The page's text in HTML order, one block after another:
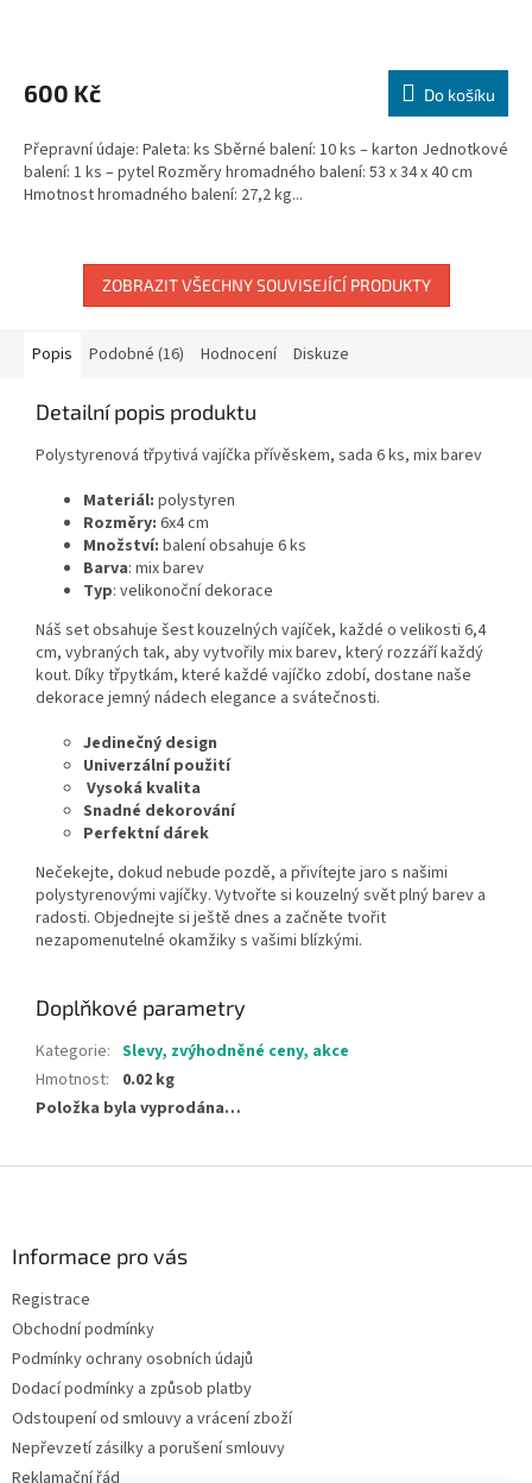
600 Kč Do košíku
Přepravní údaje: Paleta: ks Sběrné balení: 10 ks – karton Jednotkové
balení: 1 ks – pytel Rozměry hromadného balení: 53 x 34 x 40 cm
Hmotnost hromadného balení: 27,2 kg...
ZOBRAZIT VŠECHNY SOUVISEJÍCÍ PRODUKTY
Popis Podobné (16) Hodnocení Diskuze
Detailní popis produktu
Polystyrenová třpytivá vajíčka přívěskem, sada 6 ks, mix barev
Materiál: polystyren
Rozměry: 6x4cm
Množství: balení obsahuje 6 ks
Barva: mix barev
Typ: velikonoční dekorace
Náš set obsahuje šest kouzelných vajíček, každé o velikosti 6,4
cm, vybraných tak, aby vytvořily mix barev, který rozzáří každý
kout. Díky třpytkám, které každé vajíčko zdobí, dostane naše
dekorace jemný nádech elegance a svátečnosti.
Jedinečný design
Univerzální použití
Vysoká kvalita
Snadné dekorování
Perfektní dárek
Nečekejte, dokud nebude pozdě, a přivítejte jaro s našimi
polystyrenovými vajíčky. Vytvořte si kouzelný svět plný barev a
radosti. Objednejte si ještě dnes a začněte tvořit
nezapomenutelné okamžiky s vašimi blízkými.
Doplňkové parametry
Kategorie: Slevy, zvýhodněné ceny, akce
Hmotnost:
0.02 kg
Položka byla vyprodána…
Informace pro vás
Registrace
Obchodní podmínky
Podmínky ochrany osobních údajů
Dodací podmínky a způsob platby
Odstoupení od smlouvy a vrácení zboží
Nepřevzetí zásilky a porušení smlouvy